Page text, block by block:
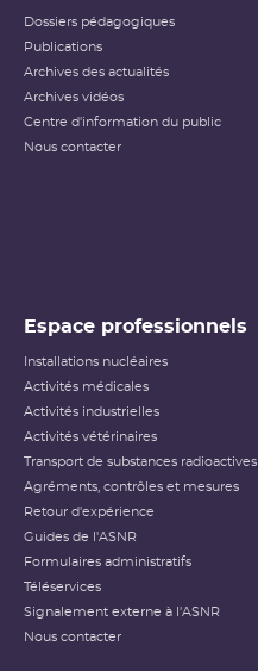
Dossiers pédagogiques
Publications
Archives des actualités
Archives vidéos
Centre d'information du public
Nous contacter
Espace professionnels
Installations nucléaires
Activités médicales
Activités industrielles
Activités vétérinaires
Transport de substances radioactives
Agréments, contrôles et mesures
Retour d'expérience
Guides de l'ASNR
Formulaires administratifs
Téléservices
Signalement externe à l'ASNR
Nous contacter